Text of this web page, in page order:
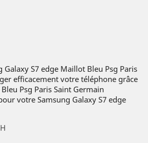
Galaxy S7 edge Maillot Bleu Psg Paris
efficacement votre téléphone grâce
Psg Paris Saint Germain
votre Samsung Galaxy S7 edge